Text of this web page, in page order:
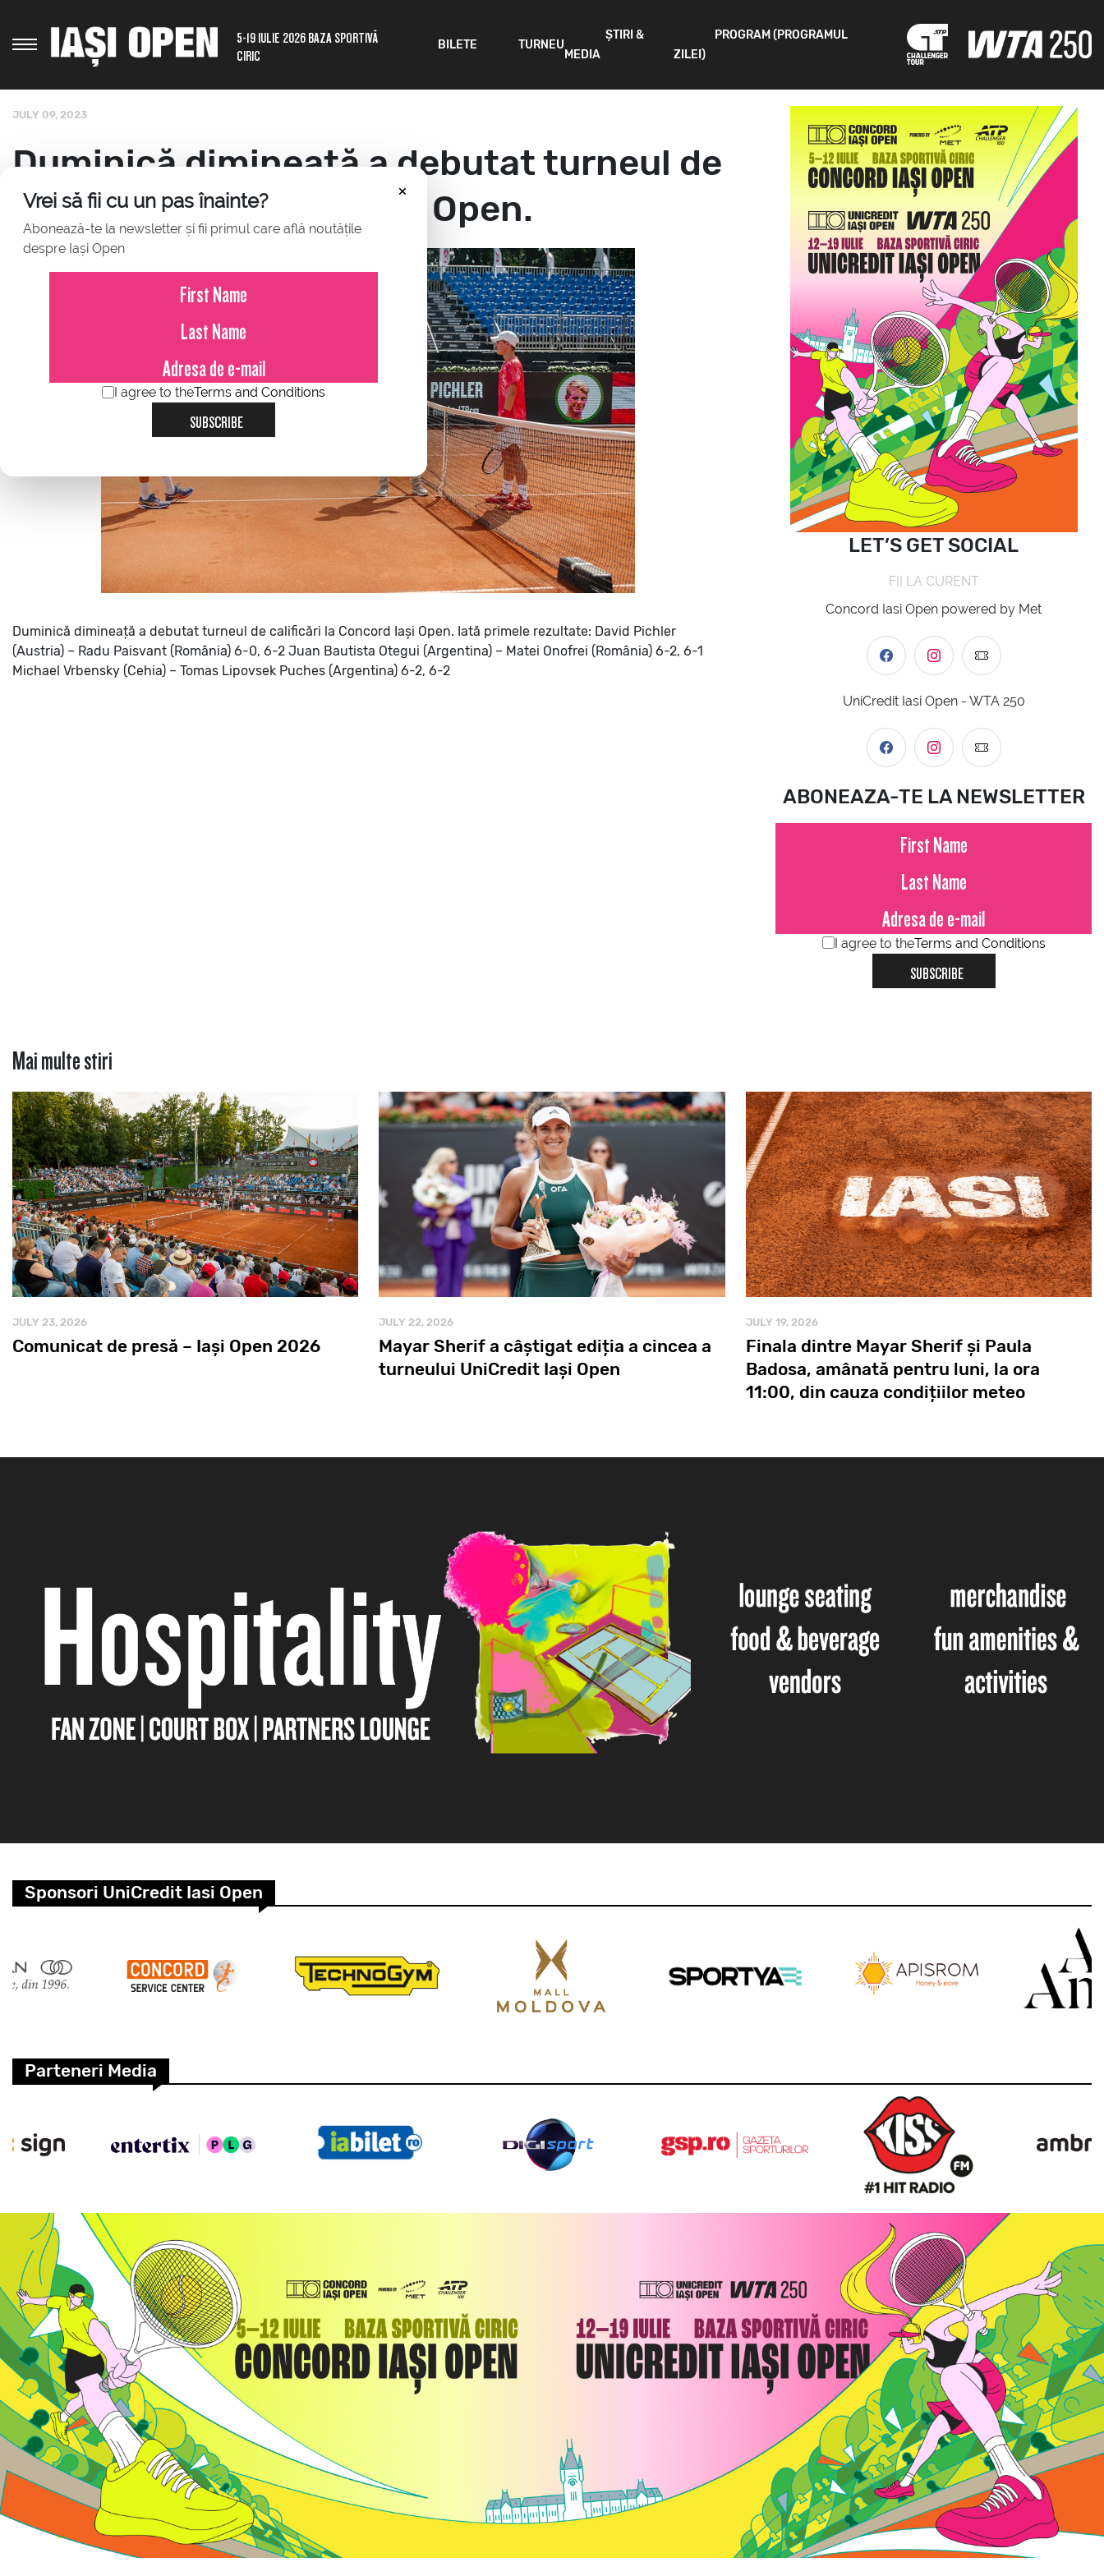
5-19 IULIE 2026 BAZA SPORTIVĂ
CIRIC
BILETE TURNEU
ȘTIRI &
MEDIA
PROGRAM (PROGRAMUL
ZILEI)
×
Vrei să fii cu un pas înainte?
Abonează-te la newsletter și fii primul care află noutățile
despre Iași Open
I agree to theTerms and Conditions
SUBSCRIBE
JULY 09, 2023
Duminică dimineață a debutat turneul de
calificări la Concord Iași Open.
Duminică dimineață a debutat turneul de calificări la Concord Iași Open. Iată primele rezultate: David Pichler
(Austria) – Radu Paisvant (România) 6-0, 6-2 Juan Bautista Otegui (Argentina) – Matei Onofrei (România) 6-2, 6-1
Michael Vrbensky (Cehia) – Tomas Lipovsek Puches (Argentina) 6-2, 6-2
LET’S GET SOCIAL
FII LA CURENT
Concord Iasi Open powered by Met
UniCredit Iasi Open - WTA 250
ABONEAZA-TE LA NEWSLETTER
I agree to theTerms and Conditions
SUBSCRIBE
Mai multe stiri
JULY 23, 2026
Comunicat de presă – Iași Open 2026
JULY 22, 2026
Mayar Sherif a câștigat ediția a cincea a
turneului UniCredit Iași Open
JULY 19, 2026
Finala dintre Mayar Sherif și Paula
Badosa, amânată pentru luni, la ora
11:00, din cauza condițiilor meteo
Sponsori UniCredit Iasi Open
Parteneri Media